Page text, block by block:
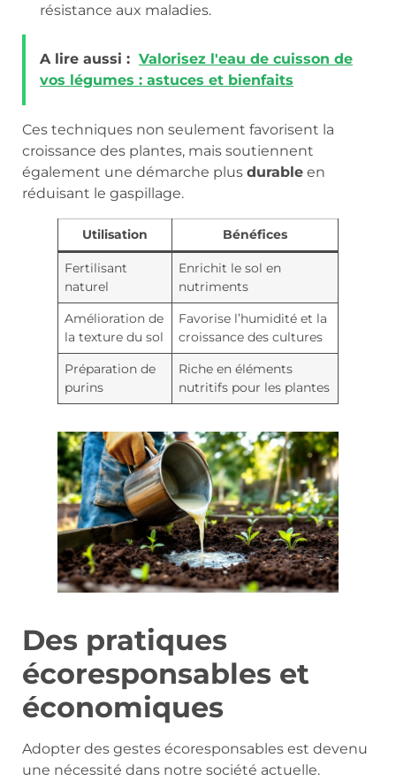
résistance aux maladies.
A lire aussi : Valorisez l'eau de cuisson de
vos légumes : astuces et bienfaits
Ces techniques non seulement favorisent la
croissance des plantes, mais soutiennent
également une démarche plus durable en
réduisant le gaspillage.
Utilisation Bénéfices
Fertilisant
naturel
Enrichit le sol en
nutriments
Amélioration de
la texture du sol
Favorise l’humidité et la
croissance des cultures
Préparation de
purins
Riche en éléments
nutritifs pour les plantes
Des pratiques
écoresponsables et
économiques
Adopter des gestes écoresponsables est devenu
une nécessité dans notre société actuelle.